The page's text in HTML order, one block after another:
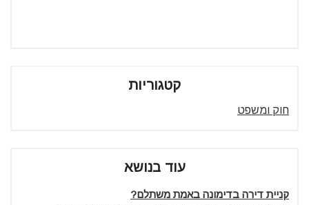
קטגוריות
חוק ומשפט
עוד בנושא
קניית דירה בדימונה באמת משתלם?